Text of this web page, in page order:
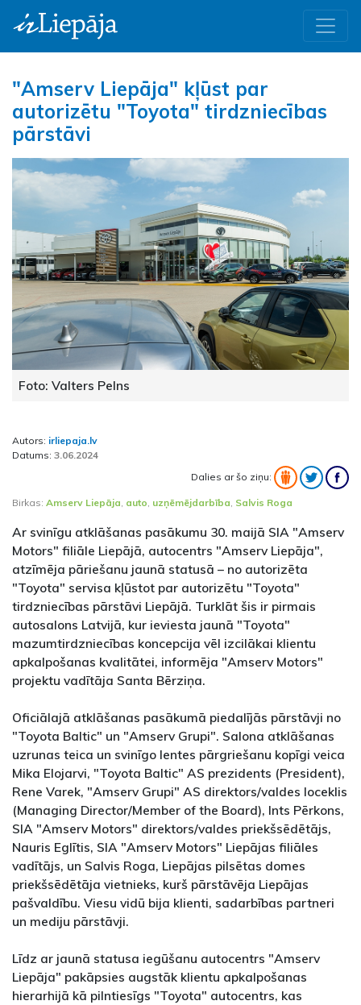
"Amserv Liepāja" kļūst par
autorizētu "Toyota" tirdzniecības
pārstāvi
Foto: Valters Pelns
Autors: irliepaja.lv
Datums: 3.06.2024
Dalies ar šo ziņu:
Birkas: Amserv Liepāja, auto, uzņēmējdarbība, Salvis Roga
Ar svinīgu atklāšanas pasākumu 30. maijā SIA "Amserv
Motors" filiāle Liepājā, autocentrs "Amserv Liepāja",
atzīmēja pāriešanu jaunā statusā – no autorizēta
"Toyota" servisa kļūstot par autorizētu "Toyota"
tirdzniecības pārstāvi Liepājā. Turklāt šis ir pirmais
autosalons Latvijā, kur ieviesta jaunā "Toyota"
mazumtirdzniecības koncepcija vēl izcilākai klientu
apkalpošanas kvalitātei, informēja "Amserv Motors"
projektu vadītāja Santa Bērziņa.
Oficiālajā atklāšanas pasākumā piedalījās pārstāvji no
"Toyota Baltic" un "Amserv Grupi". Salona atklāšanas
uzrunas teica un svinīgo lentes pārgriešanu kopīgi veica
Mika Elojarvi, "Toyota Baltic" AS prezidents (President),
Rene Varek, "Amserv Grupi" AS direktors/valdes loceklis
(Managing Director/Member of the Board), Ints Pērkons,
SIA "Amserv Motors" direktors/valdes priekšsēdētājs,
Nauris Eglītis, SIA "Amserv Motors" Liepājas filiāles
vadītājs, un Salvis Roga, Liepājas pilsētas domes
priekšsēdētāja vietnieks, kurš pārstāvēja Liepājas
pašvaldību. Viesu vidū bija klienti, sadarbības partneri
un mediju pārstāvji.
Līdz ar jaunā statusa iegūšanu autocentrs "Amserv
Liepāja" pakāpsies augstāk klientu apkalpošanas
hierarhijā kā pilntiesīgs "Toyota" autocentrs, kas